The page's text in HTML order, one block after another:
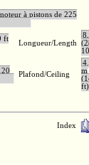
à pistons de 225
ft
Longueur/Length
Plafond/Ceiling
m
ft)
Index